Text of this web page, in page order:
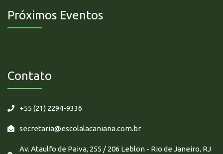
Próximos Eventos
Contato
+55 (21) 2294-9336
secretaria@escolalacaniana.com.br
Av. Ataulfo de Paiva, 255 / 206 Leblon - Rio de Janeiro, RJ